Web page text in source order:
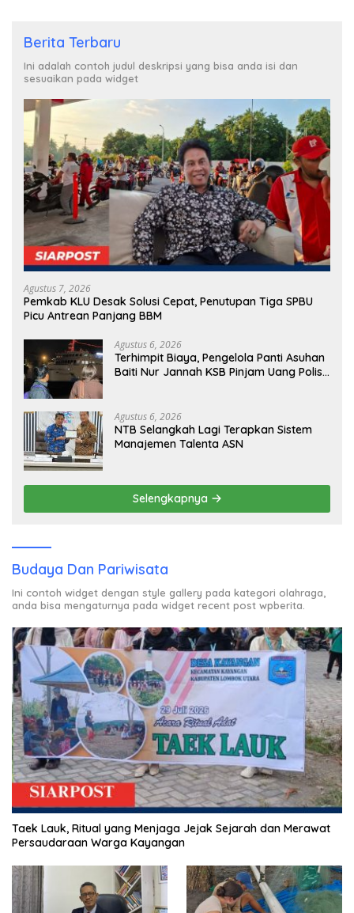
Berita Terbaru
Ini adalah contoh judul deskripsi yang bisa anda isi dan
sesuaikan pada widget
Agustus 7, 2026
Pemkab KLU Desak Solusi Cepat, Penutupan Tiga SPBU
Picu Antrean Panjang BBM
Agustus 6, 2026
Terhimpit Biaya, Pengelola Panti Asuhan
Baiti Nur Jannah KSB Pinjam Uang Polisi
Agustus 6, 2026
NTB Selangkah Lagi Terapkan Sistem
Manajemen Talenta ASN
Selengkapnya
Budaya Dan Pariwisata
Ini contoh widget dengan style gallery pada kategori olahraga,
anda bisa mengaturnya pada widget recent post wpberita.
Taek Lauk, Ritual yang Menjaga Jejak Sejarah dan Merawat
Persaudaraan Warga Kayangan